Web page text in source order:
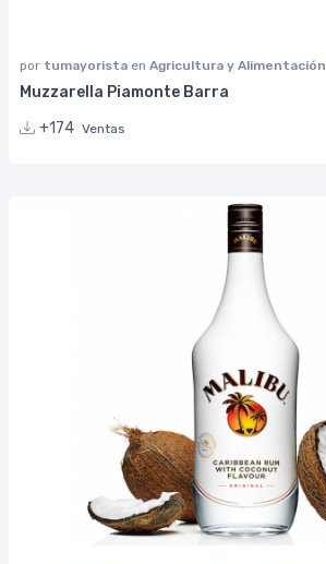
por tumayorista en Agricultura y Alimentación
Muzzarella Piamonte Barra
+174 Ventas